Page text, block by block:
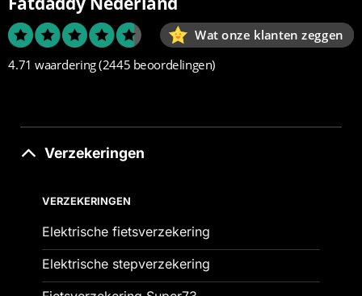
Wat onze klanten zeggen
4.71 waardering(2445 beoordelingen)
Verzekeringen
VERZEKERINGEN
Elektrische fietsverzekering
Elektrische stepverzekering